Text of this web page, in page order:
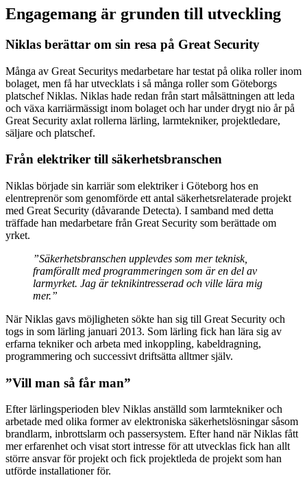
Engagemang är grunden till utveckling
Niklas berättar om sin resa på Great Security
Många av Great Securitys medarbetare har testat på olika roller inom
bolaget, men få har utvecklats i så många roller som Göteborgs
platschef Niklas. Niklas hade redan från start målsättningen att leda
och växa karriärmässigt inom bolaget och har under drygt nio år på
Great Security axlat rollerna lärling, larmtekniker, projektledare,
säljare och platschef.
Från elektriker till säkerhetsbranschen
Niklas började sin karriär som elektriker i Göteborg hos en
elentreprenör som genomförde ett antal säkerhetsrelaterade projekt
med Great Security (dåvarande Detecta). I samband med detta
träffade han medarbetare från Great Security som berättade om
yrket.
”Säkerhetsbranschen upplevdes som mer teknisk,
framförallt med programmeringen som är en del av
larmyrket. Jag är teknikintresserad och ville lära mig
mer.”
När Niklas gavs möjligheten sökte han sig till Great Security och
togs in som lärling januari 2013. Som lärling fick han lära sig av
erfarna tekniker och arbeta med inkoppling, kabeldragning,
programmering och successivt driftsätta alltmer själv.
”Vill man så får man”
Efter lärlingsperioden blev Niklas anställd som larmtekniker och
arbetade med olika former av elektroniska säkerhetslösningar såsom
brandlarm, inbrottslarm och passersystem. Efter hand när Niklas fått
mer erfarenhet och visat stort intresse för att utvecklas fick han allt
större ansvar för projekt och fick projektleda de projekt som han
utförde installationer för.